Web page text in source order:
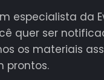
especialista da
quer ser
os materiais
prontos.